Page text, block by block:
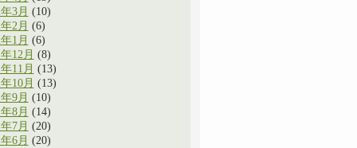
3月 (10)
2月 (6)
1月 (6)
12月 (8)
11月 (13)
10月 (13)
9月 (10)
8月 (14)
7月 (20)
6月 (20)